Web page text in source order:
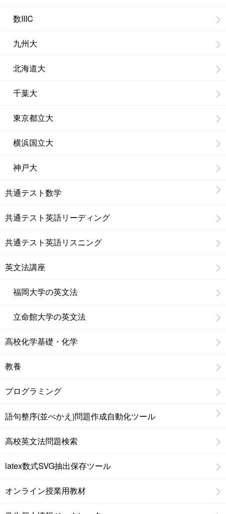
数IIIC
九州大
北海道大
千葉大
東京都立大
横浜国立大
神戸大
共通テスト数学
共通テスト英語リーディング
共通テスト英語リスニング
英文法講座
福岡大学の英文法
立命館大学の英文法
高校化学基礎・化学
教養
プログラミング
語句整序(並べかえ)問題作成自動化ツール
高校英文法問題検索
latex数式SVG抽出保存ツール
オンライン授業用教材